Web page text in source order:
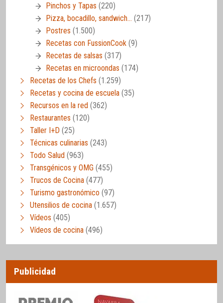
Pinchos y Tapas (220)
Pizza, bocadillo, sandwich… (217)
Postres (1.500)
Recetas con FussionCook (9)
Recetas de salsas (317)
Recetas en microondas (174)
Recetas de los Chefs (1.259)
Recetas y cocina de escuela (35)
Recursos en la red (362)
Restaurantes (120)
Taller I+D (25)
Técnicas culinarias (243)
Todo Salud (963)
Transgénicos y OMG (455)
Trucos de Cocina (477)
Turismo gastronómico (97)
Utensilios de cocina (1.657)
Vídeos (405)
Vídeos de cocina (496)
Publicidad